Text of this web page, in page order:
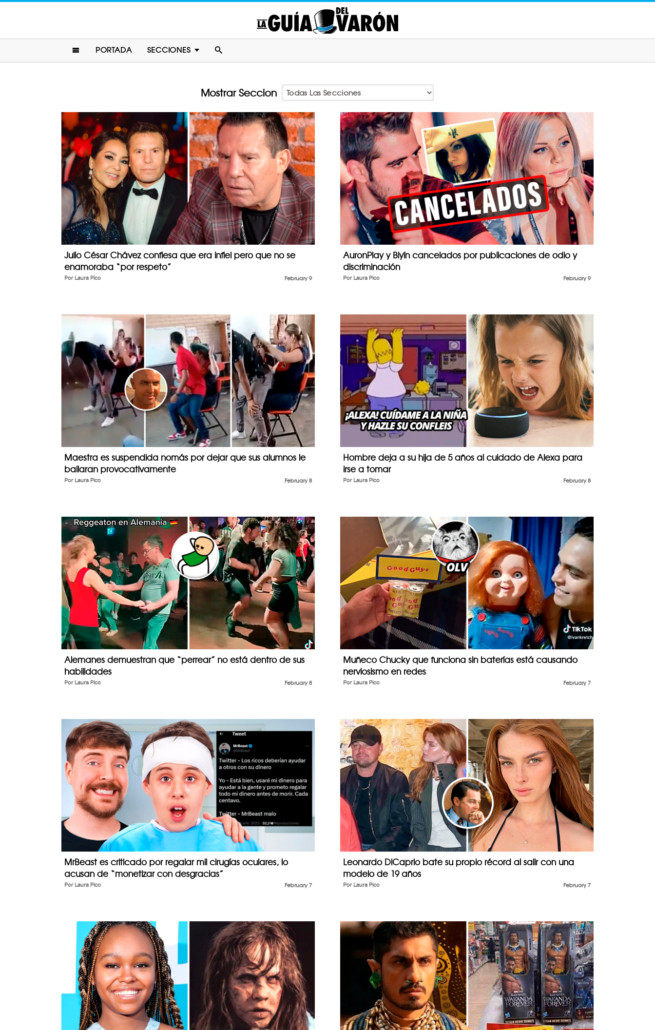
PORTADA SECCIONES
Mostrar Seccion
Julio César Chávez confiesa que era infiel pero que no se
enamoraba “por respeto”
February 9
Por Laura Pico
AuronPlay y Biyín cancelados por publicaciones de odio y
discriminación
February 9
Por Laura Pico
Maestra es suspendida nomás por dejar que sus alumnos le
bailaran provocativamente
February 8
Por Laura Pico
Hombre deja a su hija de 5 años al cuidado de Alexa para
irse a tomar
February 8
Por Laura Pico
Alemanes demuestran que “perrear” no está dentro de sus
habilidades
February 8
Por Laura Pico
Muñeco Chucky que funciona sin baterías está causando
nerviosismo en redes
February 7
Por Laura Pico
MrBeast es criticado por regalar mil cirugías oculares, lo
acusan de “monetizar con desgracias”
February 7
Por Laura Pico
Leonardo DiCaprio bate su propio récord al salir con una
modelo de 19 años
February 7
Por Laura Pico